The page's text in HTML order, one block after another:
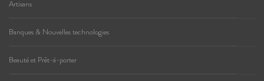
Artisans
Banques & Nouvelles technologies
Beauté et Prêt-à-porter